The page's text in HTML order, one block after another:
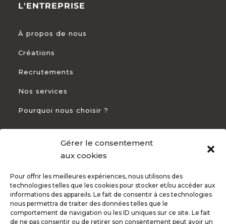
Gérer le consentement
aux cookies
Pour offrir les meilleures expériences, nous utilisons des
technologies telles que les cookies pour stocker et/ou accéder aux
informations des appareils. Le fait de consentir à ces technologies
nous permettra de traiter des données telles que le
comportement de navigation ou les ID uniques sur ce site. Le fait
de ne pas consentir ou de retirer son consentement peut avoir un
L'ENTREPRISE
À propos de nous
Créations
Recrutements
Nos services
Pourquoi nous choisir ?
CONTACT
 +33 5 54 54 93 94
 82 Rte de Bayonne 31300 Toulouse